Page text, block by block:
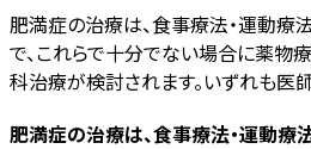
肥満症の治療は、食事療法・運動療
で、これらで十分でない場合に薬物
科治療が検討されます。いずれも医
肥満症の治療は、食事療法・運動療